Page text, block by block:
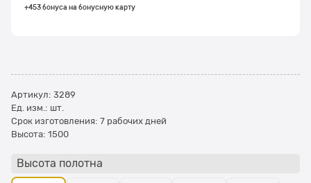
+453 бонуса на бонусную карту
Артикул: 3289
Ед. изм.: шт.
Срок изготовления: 7 рабочих дней
Высота: 1500
Высота полотна